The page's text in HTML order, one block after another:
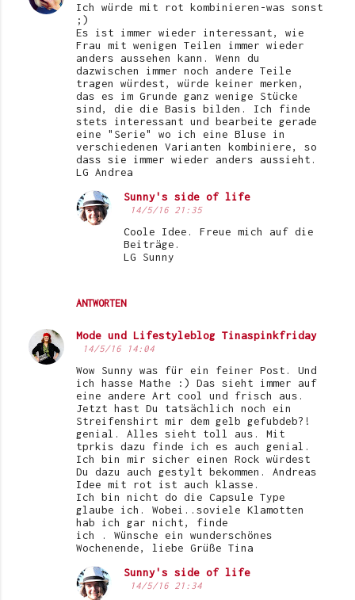
Ich würde mit rot kombinieren-was sonst
;)
Es ist immer wieder interessant, wie
Frau mit wenigen Teilen immer wieder
anders aussehen kann. Wenn du
dazwischen immer noch andere Teile
tragen würdest, würde keiner merken,
das es im Grunde ganz wenige Stücke
sind, die die Basis bilden. Ich finde
stets interessant und bearbeite gerade
eine "Serie" wo ich eine Bluse in
verschiedenen Varianten kombiniere, so
dass sie immer wieder anders aussieht.
LG Andrea
ANTWORTEN
Sunny's side of life
14/5/16 21:35
Coole Idee. Freue mich auf die
Beiträge.
LG Sunny
Mode und Lifestyleblog Tinaspinkfriday
14/5/16 14:04
Wow Sunny was für ein feiner Post. Und
ich hasse Mathe :) Das sieht immer auf
eine andere Art cool und frisch aus.
Jetzt hast Du tatsächlich noch ein
Streifenshirt mir dem gelb gefubdeb?!
genial. Alles sieht toll aus. Mit
tprkis dazu finde ich es auch genial.
Ich bin mir sicher einen Rock würdest
Du dazu auch gestylt bekommen. Andreas
Idee mit rot ist auch klasse.
Ich bin nicht do die Capsule Type
glaube ich. Wobei..soviele Klamotten
hab ich gar nicht, finde
ich . Wünsche ein wunderschönes
Wochenende, liebe Grüße Tina
Sunny's side of life
14/5/16 21:34